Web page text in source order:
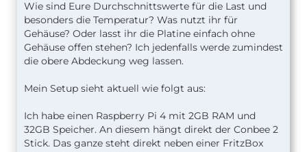
Wie sind Eure Durchschnittswerte für die Last und
besonders die Temperatur? Was nutzt ihr für
Gehäuse? Oder lasst ihr die Platine einfach ohne
Gehäuse offen stehen? Ich jedenfalls werde zumindest
die obere Abdeckung weg lassen.
Mein Setup sieht aktuell wie folgt aus:
Ich habe einen Raspberry Pi 4 mit 2GB RAM und
32GB Speicher. An diesem hängt direkt der Conbee 2
Stick. Das ganze steht direkt neben einer FritzBox